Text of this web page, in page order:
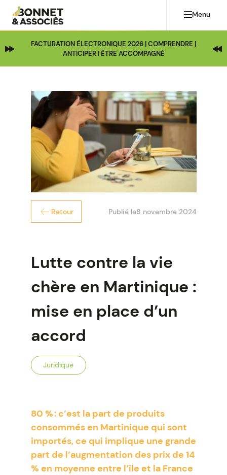
Menu
FACTURATION ÉLECTRONIQUE 2026 | COMPRENDRE |
ANTICIPER | ÊTRE ACCOMPAGNÉ
Retour Publié le8 novembre 2024
Lutte contre la vie
chère en Martinique :
mise en place d’un
accord
Juridique
80 % : c’est la part de produits
consommés en Martinique qui sont
importés, ce qui implique une grande
part de l’augmentation des prix de 14
% en moyenne entre l’île et la France